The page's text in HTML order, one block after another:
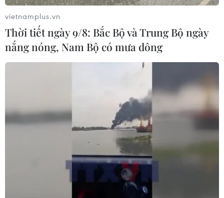
Giáo sư Vũ Minh Giang: Chỉ đạo của Tổng
Bí thư là nhiệm vụ nặng nề nhưng vinh
quang
16/05/2026 10:38
Giáo sư Vũ Minh Giang nhận định các chỉ đạo của
Tổng Bí thư cũng là định hướng với các bộ, ngành, cơ
quan Đảng và Chính phủ trong việc tạo điều kiện để
Đại học Quốc gia Hà Nội phát triển.
vietnamplus.vn
Thời tiết ngày 9/8: Bắc Bộ và Trung Bộ ngày
nắng nóng, Nam Bộ có mưa dông